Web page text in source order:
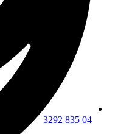
04 835 3292